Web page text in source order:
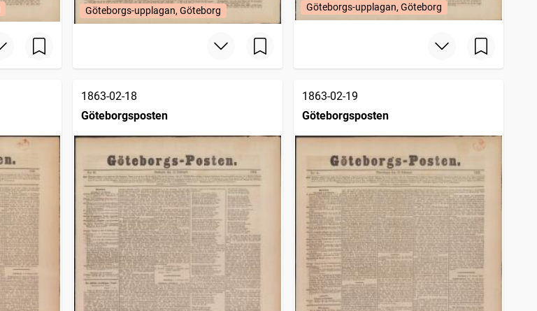
Göteborgs-upplagan, Göteborg Göteborgs-upplagan, Göteborg
1863-02-18
Göteborgsposten
1863-02-19
Göteborgsposten